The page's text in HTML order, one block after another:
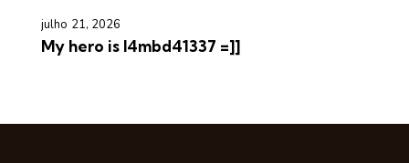
julho 21, 2026
My hero is l4mbd41337 =]]